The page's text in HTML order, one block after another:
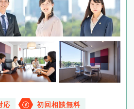
応 初回相談無料